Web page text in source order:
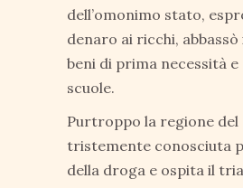
dell’omonimo stato,
denaro ai ricchi,
beni di prima necessità
scuole.
Purtroppo la regione del
tristemente conosciuta
della droga e ospita il